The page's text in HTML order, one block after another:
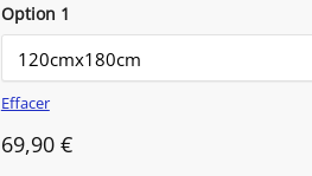
prix :
Option 1
Effacer
69,90 €